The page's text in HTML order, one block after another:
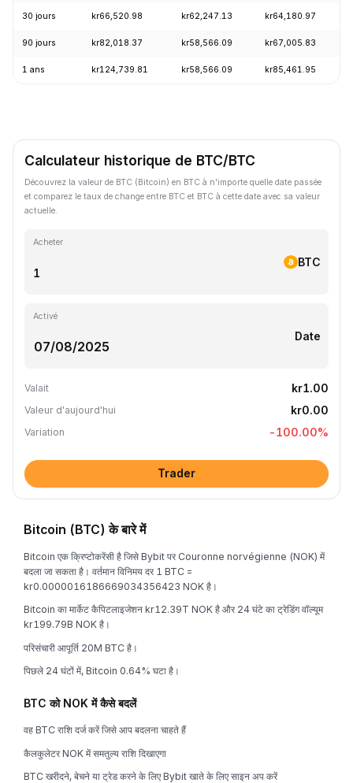
30 jours kr66,520.98 kr62,247.13 kr64,180.97
90 jours kr82,018.37 kr58,566.09 kr67,005.83
1 ans kr124,739.81 kr58,566.09 kr85,461.95
Calculateur historique de BTC/BTC
Découvrez la valeur de BTC (Bitcoin) en BTC à n'importe quelle date passée
et comparez le taux de change entre BTC et BTC à cette date avec sa valeur
actuelle.
Acheter
BTC
Activé
Date
Valait kr1.00
Valeur d'aujourd'hui kr0.00
Variation -100.00%
Trader
Bitcoin (BTC) के बारे में
Bitcoin एक क्रिप्टोकरेंसी है जिसे Bybit पर Couronne norvégienne (NOK) में
बदला जा सकता है। वर्तमान विनिमय दर 1 BTC =
kr0.0000016186669034356423 NOK है।
Bitcoin का मार्केट कैपिटलाइजेशन kr12.39T NOK है और 24 घंटे का ट्रेडिंग वॉल्यूम
kr199.79B NOK है।
परिसंचारी आपूर्ति 20M BTC है।
पिछले 24 घंटों में, Bitcoin 0.64% घटा है।
BTC को NOK में कैसे बदलें
वह BTC राशि दर्ज करें जिसे आप बदलना चाहते हैं
कैलकुलेटर NOK में समतुल्य राशि दिखाएगा
BTC खरीदने, बेचने या ट्रेड करने के लिए Bybit खाते के लिए साइन अप करें